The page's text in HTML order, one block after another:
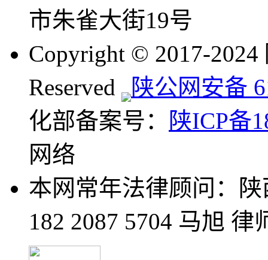
市朱雀大街19号
Copyright © 2017-
Reserved
陕公网安备
化部备案号：
陕ICP备
网络
本网常年法律顾问：
182 2087 5704 马旭 律